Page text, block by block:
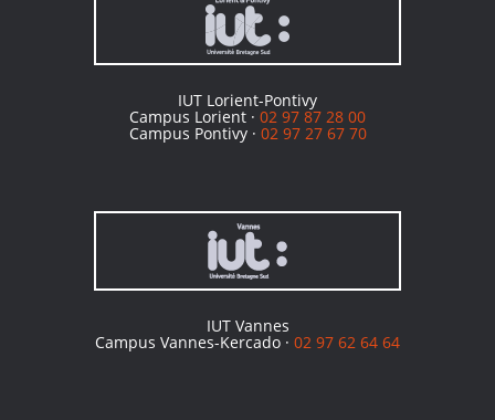
IUT Lorient-Pontivy
Campus Lorient · 02 97 87 28 00
Campus Pontivy · 02 97 27 67 70
IUT Vannes
Campus Vannes-Kercado · 02 97 62 64 64